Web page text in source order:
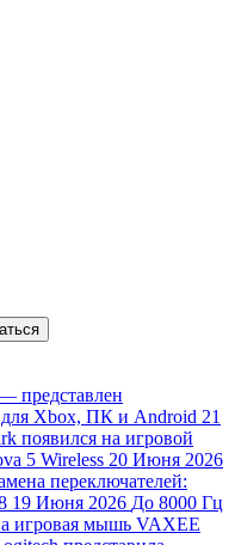
представлен
для Xbox, ПК и Android 21
появился на игровой
5 Wireless 20 Июня 2026
переключателей:
19 Июня 2026 До 8000 Гц
игровая мышь VAXEE